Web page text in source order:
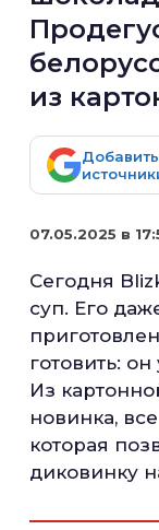
из
07.05.2025 в
Сегодня
суп. Его
готовить:
Из
новинка,
которая
диковинку